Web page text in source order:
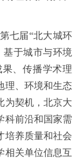
七届“北大城环
基于城市与环境
、传播学术理
理、环境和生态
为契机，北京大
科前沿和国家需
培养质量和社会
相关单位信息互